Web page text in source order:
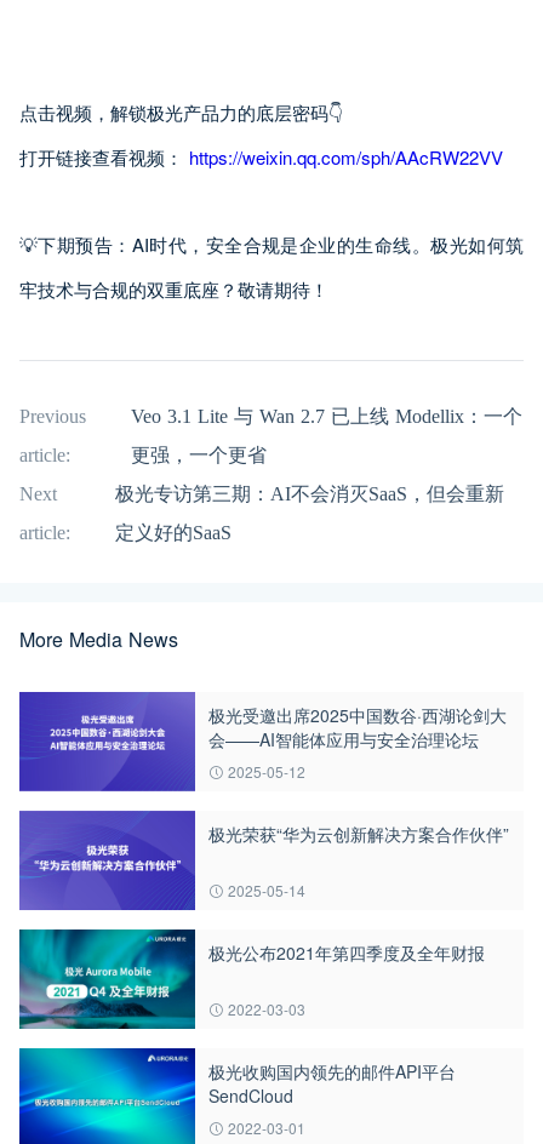
点击视频，解锁极光产品力的底层密码👇
打开链接查看视频： https://weixin.qq.com/sph/AAcRW22VV
💡下期预告：AI时代，安全合规是企业的生命线。极光如何筑
牢技术与合规的双重底座？敬请期待！
Previous
article:
Veo 3.1 Lite 与 Wan 2.7 已上线 Modellix：一个
更强，一个更省
Next
article:
极光专访第三期：AI不会消灭SaaS，但会重新
定义好的SaaS
More Media News
极光受邀出席2025中国数谷·西湖论剑大
会——AI智能体应用与安全治理论坛
2025-05-12
极光荣获“华为云创新解决方案合作伙伴”
2025-05-14
极光公布2021年第四季度及全年财报
2022-03-03
极光收购国内领先的邮件API平台
SendCloud
2022-03-01